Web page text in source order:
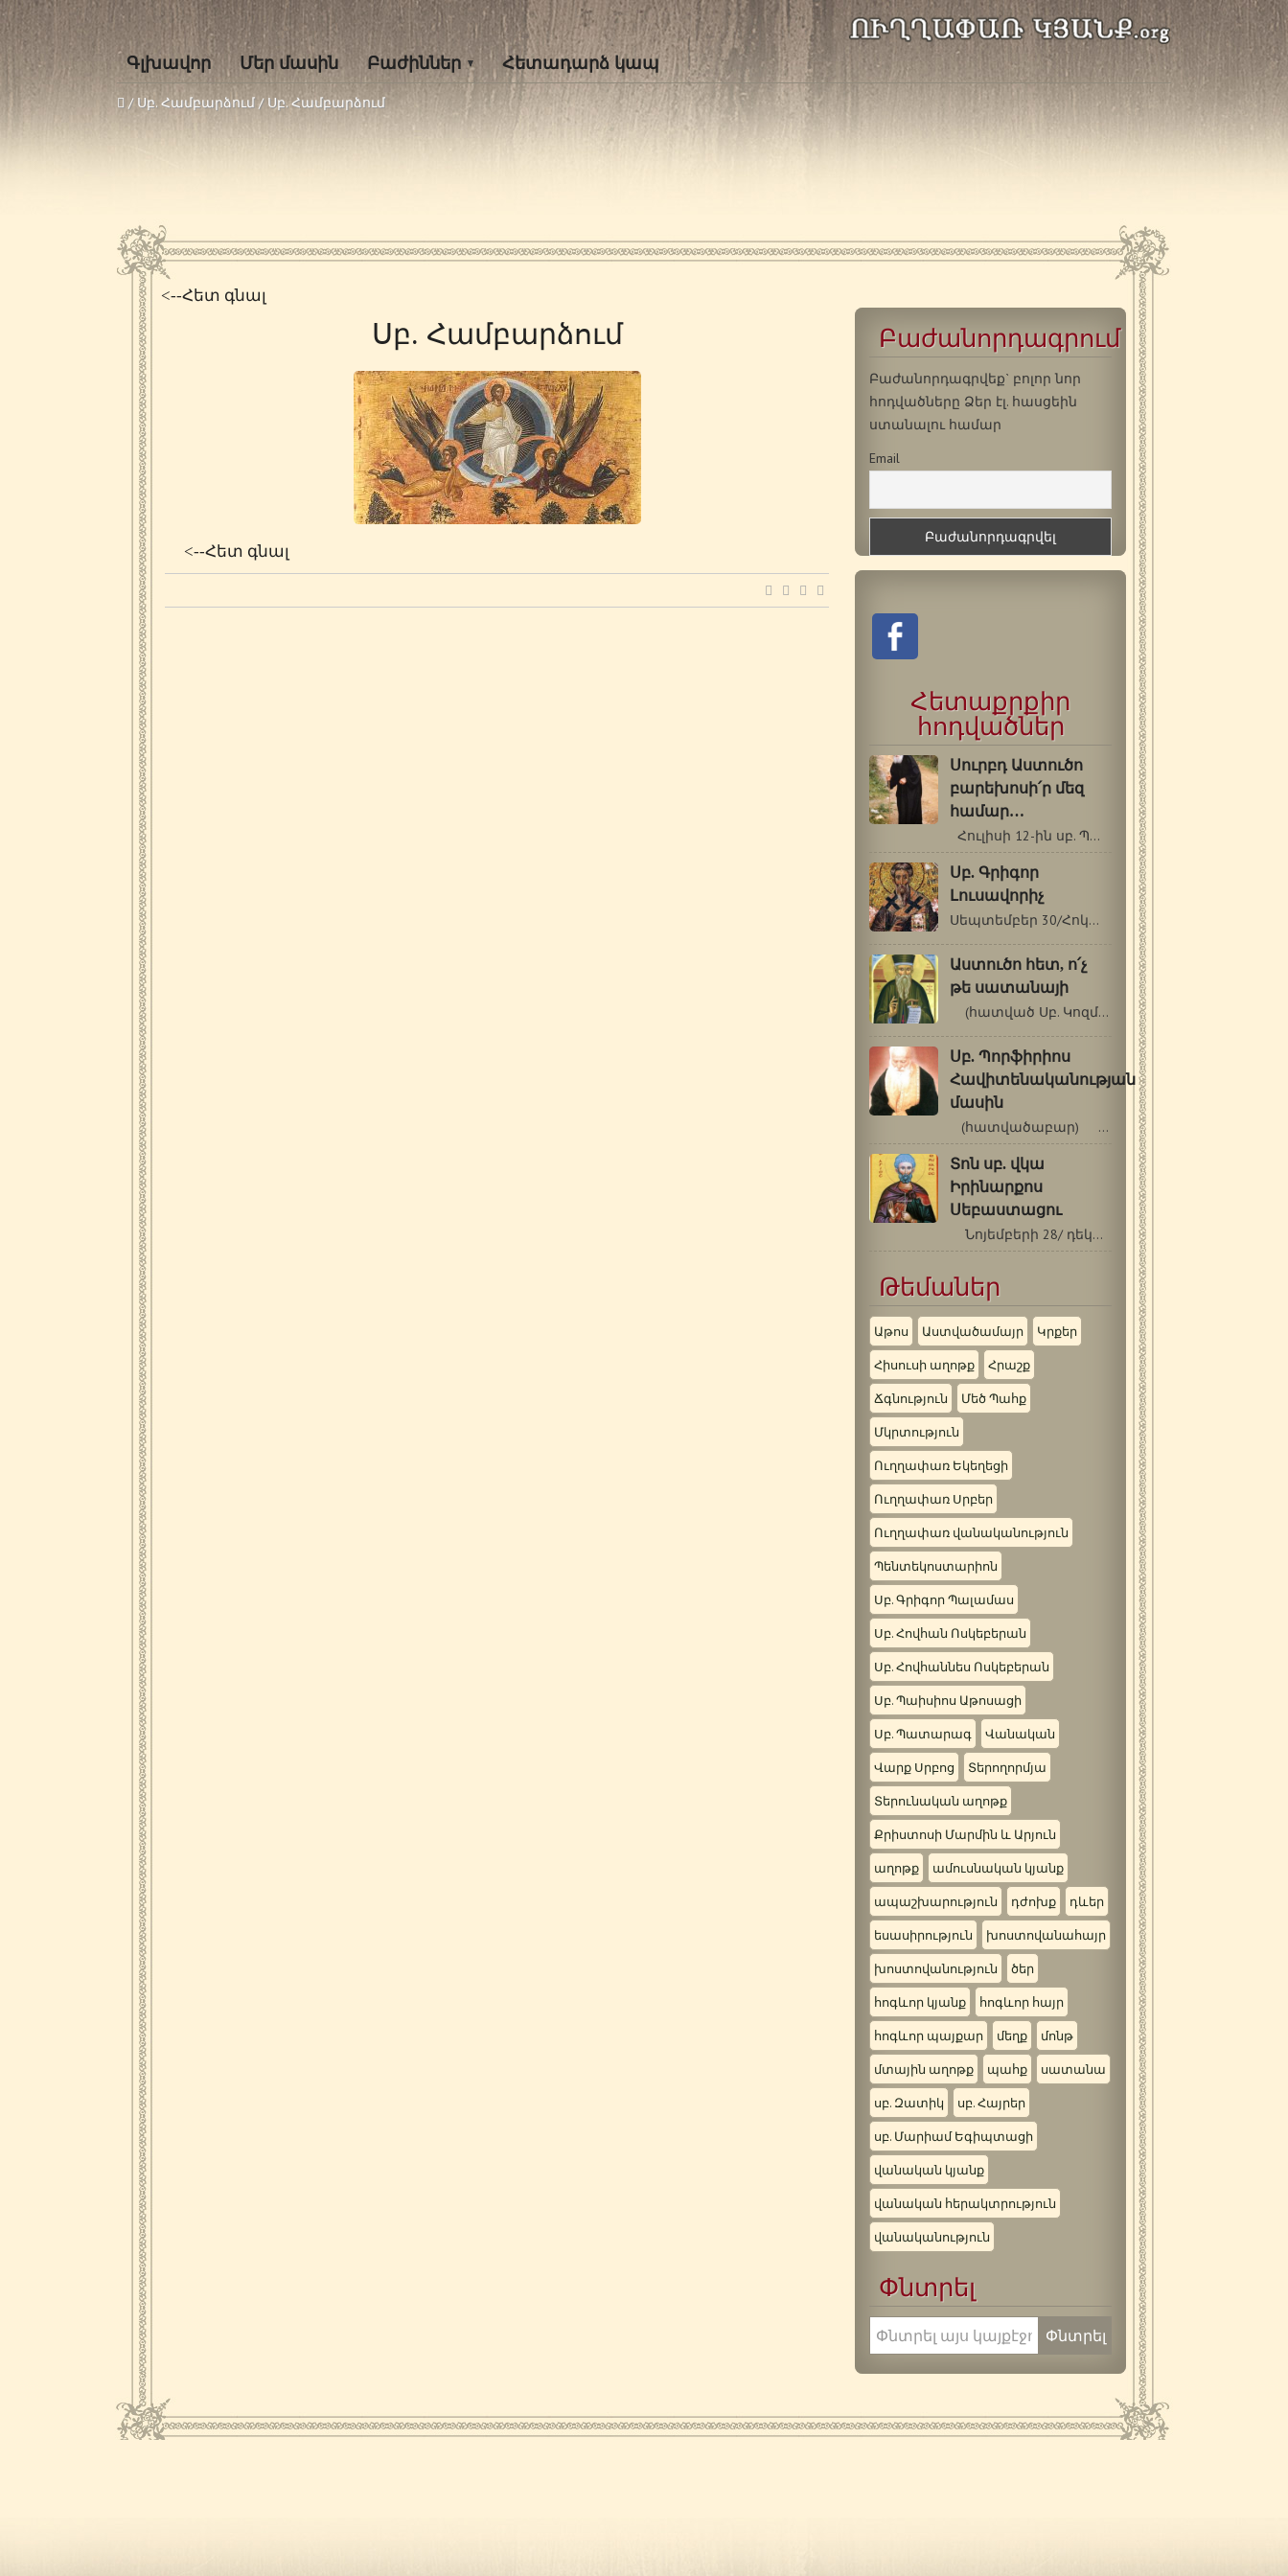
Գլխավոր Մեր մասին Բաժիններ Հետադարձ կապ
/ Սբ. Համբարձում / Սբ. Համբարձում
<--Հետ գնալ
Սբ. Համբարձում
<--Հետ գնալ
Բաժանորդագրում
Բաժանորդագրվեք` բոլոր նոր
հոդվածները Ձեր էլ. հասցեին
ստանալու համար
Email
Հետաքրքիր
հոդվածներ
Սուրբդ Աստուծո
բարեխոսի՛ր մեզ
համար…
Հուլիսի 12-ին սբ. Պաիսիոս Աթոսացու…
Սբ. Գրիգոր
Լուսավորիչ
Սեպտեմբեր 30/Հոկտեմբեր 13 Սուրբ Գրիգոր…
Աստուծո հետ, ո՛չ
թե սատանայի
(հատված Սբ. Կոզմաս Էտոլացու…
Սբ. Պորֆիրիոս
Հավիտենականության
մասին
(հատվածաբար) Աստվածաշունչն…
Տոն սբ. վկա
Իրինարքոս
Սեբաստացու
Նոյեմբերի 28/ դեկտեմբերի 11 Տոն…
Թեմաներ
Աթոս Աստվածամայր Կրքեր
Հիսուսի աղոթք Հրաշք
Ճգնություն Մեծ Պահք
Մկրտություն
Ուղղափառ Եկեղեցի
Ուղղափառ Սրբեր
Ուղղափառ վանականություն
Պենտեկոստարիոն
Սբ. Գրիգոր Պալամաս
Սբ. Հովհան Ոսկեբերան
Սբ. Հովհաննես Ոսկեբերան
Սբ. Պաիսիոս Աթոսացի
Սբ. Պատարագ Վանական
Վարք Սրբոց Տերողորմյա
Տերունական աղոթք
Քրիստոսի Մարմին և Արյուն
աղոթք ամուսնական կյանք
ապաշխարություն դժոխք դևեր
եսասիրություն խոստովանահայր
խոստովանություն ծեր
հոգևոր կյանք հոգևոր հայր
հոգևոր պայքար մեղք մոնթ
մտային աղոթք պահք սատանա
սբ. Զատիկ սբ. Հայրեր
սբ. Մարիամ Եգիպտացի
վանական կյանք
վանական հերակտրություն
վանականություն
Փնտրել